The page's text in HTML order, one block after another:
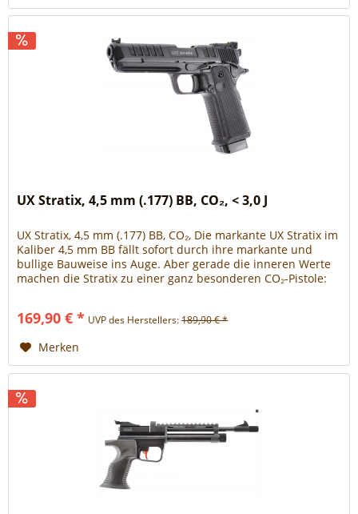
UX Stratix, 4,5 mm (.177) BB, CO₂, < 3,0 J
UX Stratix, 4,5 mm (.177) BB, CO₂, Die markante UX Stratix im
Kaliber 4,5 mm BB fällt sofort durch ihre markante und
bullige Bauweise ins Auge. Aber gerade die inneren Werte
machen die Stratix zu einer ganz besonderen CO₂-Pistole:
169,90 € * UVP des Herstellers:189,90 € *
Merken